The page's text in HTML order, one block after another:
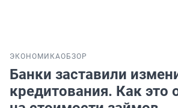
ЭКОНОМИКАОБЗОР
Банки заставили
кредитования. Как это